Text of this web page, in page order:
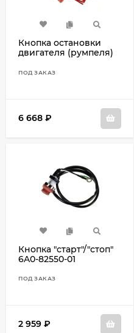
Кнопка остановки
двигателя (румпеля)
ПОД ЗАКАЗ
6 668 ₽
Кнопка "старт"/"стоп"
6A0-82550-01
ПОД ЗАКАЗ
2 959 ₽